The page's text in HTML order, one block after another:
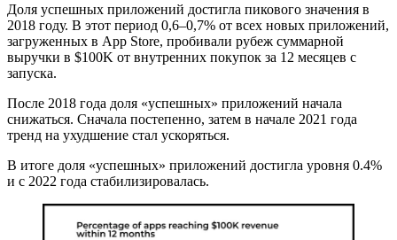
Доля успешных приложений достигла пикового значения в
2018 году. В этот период 0,6–0,7% от всех новых приложений,
загруженных в App Store, пробивали рубеж суммарной
выручки в $100K от внутренних покупок за 12 месяцев с
запуска.
После 2018 года доля «успешных» приложений начала
снижаться. Сначала постепенно, затем в начале 2021 года
тренд на ухудшение стал ускоряться.
В итоге доля «успешных» приложений достигла уровня 0.4%
и с 2022 года стабилизировалась.